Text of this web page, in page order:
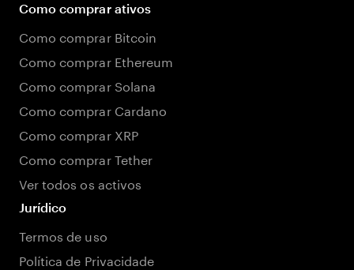
Como comprar ativos
Como comprar Bitcoin
Como comprar Ethereum
Como comprar Solana
Como comprar Cardano
Como comprar XRP
Como comprar Tether
Ver todos os activos
Jurídico
Termos de uso
Política de Privacidade